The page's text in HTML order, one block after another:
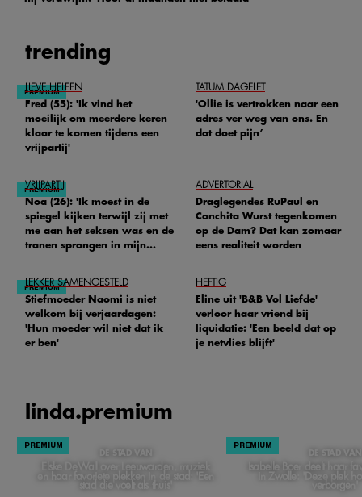
trending
LIEVE HELEEN
Fred (55): 'Ik vind het
moeilijk om meerdere keren
klaar te komen tijdens een
vrijpartij'
TATUM DAGELET
'Ollie is vertrokken naar een
adres ver weg van ons. En
dat doet pijn’
VRIJPARTIJ
Noa (26): 'Ik moest in de
spiegel kijken terwijl zij met
me aan het seksen was en de
tranen sprongen in mijn
ADVERTORIAL
Draglegendes RuPaul en
Conchita Wurst tegenkomen
op de Dam? Dat kan zomaar
eens realiteit worden
LEKKER SAMENGESTELD
Stiefmoeder Naomi is niet
welkom bij verjaardagen:
'Hun moeder wil niet dat ik
er ben'
HEFTIG
Eline uit 'B&B Vol Liefde'
verloor haar vriend bij
liquidatie: 'Een beeld dat op
je netvlies blijft'
linda.premium
DE STAD VAN
Elske DeWall over Leeuwarden, muziek
en haar favoriete plekken in de stad: 'Een
stad die voelt als thuis'
DE STAD VAN
Isabelle Boer deelt haar
in Zwolle: 'Deze plek
verborgen'